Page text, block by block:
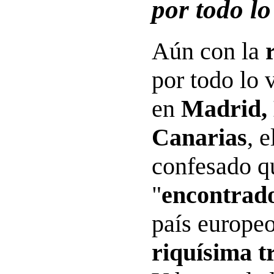
por todo
Aún con la
por todo lo
en Madrid,
Canarias,
confesado
"
país
riquísima